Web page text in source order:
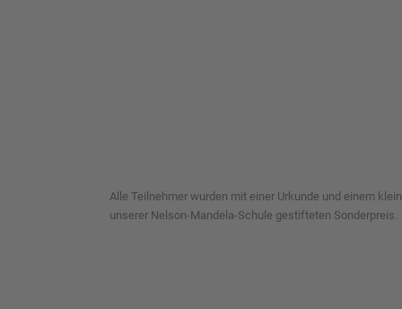
Alle Teilnehmer wurden mit einer Urkunde und einem
unserer Nelson-Mandela-Schule gestifteten Sonderpreis.